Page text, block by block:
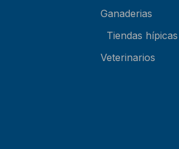
Ganaderias
Tiendas hípicas
Veterinarios